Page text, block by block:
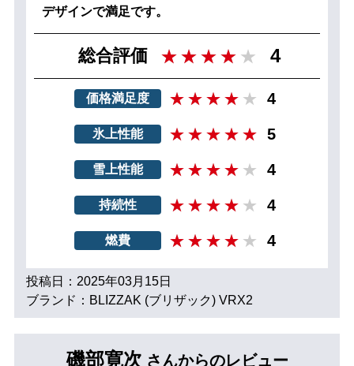
デザインで満足です。
総合評価 4
価格満足度 4
氷上性能 5
雪上性能 4
持続性 4
燃費 4
投稿日：2025年03月15日
ブランド：BLIZZAK (ブリザック) VRX2
磯部寛次 さんからのレビュー